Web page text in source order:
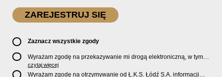
Zaznacz wszystkie zgody
Wyrażam zgodę na przekazywanie mi drogą elektroniczną, w tym
pocztą e-mail, oficjalnego newslettera oraz informacji o zniżkach,
promocjach, nowościach, biletach, karnetach, ofercie sklepu U2
czytaj więcej
Wyrażam zgodę na otrzymywanie od Ł.K.S. Łódź S.A. informacji